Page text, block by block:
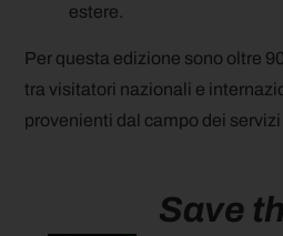
estere.
Per questa edizione sono oltre
tra visitatori nazionali e
provenienti dal campo dei servizi
Save